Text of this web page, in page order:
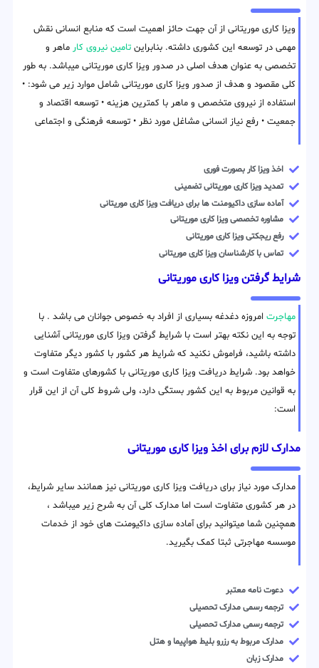
ویزا کاری موریتانی از آن جهت حائز اهمیت است که منابع انسانی نقش
مهمی در توسعه این کشوری داشته. بنابراین تامین نیروی کار ماهر و
تخصصی به عنوان هدف اصلی در صدور ویزا کاری موریتانی میباشد. به طور
کلی مقصود و هدف از صدور ویزا کاری موریتانی شامل موارد زیر می شود: •
استفاده از نیروی متخصص و ماهر با کمترین هزینه • توسعه اقتصاد و
جمعیت • رفع نیاز انسانی مشاغل مورد نظر • توسعه فرهنگی و اجتماعی
اخذ ویزا کار بصورت فوری
تمدید ویزا کاری موریتانی تضمینی
آماده سازی داکیومنت ها برای دریافت ویزا کاری موریتانی
مشاوره تخصصی ویزا کاری موریتانی
رفع ریجکتی ویزا کاری موریتانی
تماس با کارشناسان ویزا کاری موریتانی
شرایط گرفتن ویزا کاری موریتانی
مهاجرت امروزه دغدغه بسیاری از افراد به خصوص جوانان می باشد . با
توجه به این نکته بهتر است با شرایط گرفتن ویزا کاری موریتانی آشنایی
داشته باشید، فراموش نکنید که شرایط هر کشور با کشور دیگر متفاوت
خواهد بود. شرایط دریافت ویزا کاری موریتانی با کشورهای متفاوت است و
به قوانین مربوط به این کشور بستگی دارد، ولی شروط کلی آن از این قرار
است:
مدارک لازم برای اخذ ویزا کاری موریتانی
مدارک مورد نیاز برای دریافت ویزا کاری موریتانی نیز همانند سایر شرایط،
در هر کشوری متفاوت است اما مدارک کلی آن به شرح زیر میباشد ،
همچنین شما میتوانید برای آماده سازی داکیومنت های خود از خدمات
موسسه مهاجرتی ثبتا کمک بگیرید.
دعوت نامه معتبر
ترجمه رسمی مدارک تحصیلی
ترجمه رسمی مدارک تحصیلی
مدارک مربوط به رزرو بلیط هواپیما و هتل
مدارک زبان